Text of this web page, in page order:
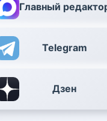
Главный
Telegram
Дзен